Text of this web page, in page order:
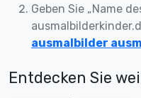
Geben Sie „Name
ausmalbilder
Entdecken Sie